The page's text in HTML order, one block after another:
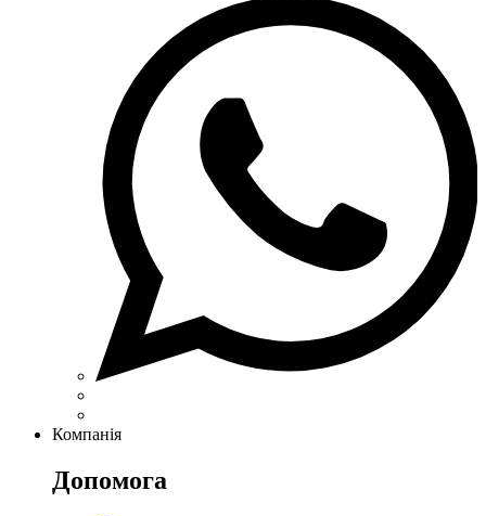
Компанія
Допомога